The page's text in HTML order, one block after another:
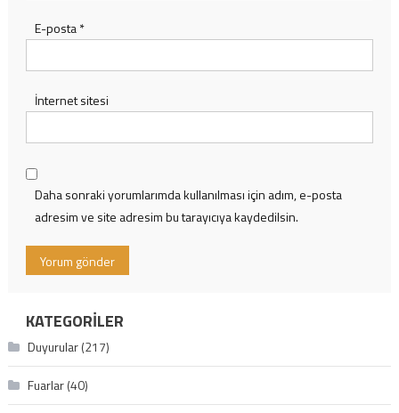
E-posta*
İnternet sitesi
Daha sonraki yorumlarımda kullanılması için adım, e-posta
adresim ve site adresim bu tarayıcıya kaydedilsin.
KATEGORILER
Duyurular(217)
Fuarlar(40)